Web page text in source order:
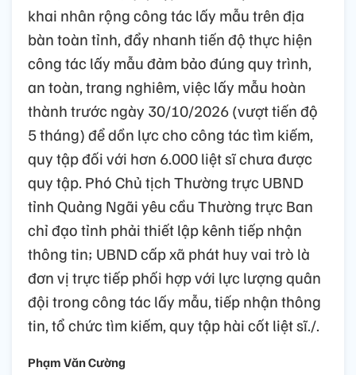
khai nhân rộng công tác lấy mẫu trên địa
bàn toàn tỉnh, đẩy nhanh tiến độ thực hiện
công tác lấy mẫu đảm bảo đúng quy trình,
an toàn, trang nghiêm, việc lấy mẫu hoàn
thành trước ngày 30/10/2026 (vượt tiến độ
5 tháng) để dồn lực cho công tác tìm kiếm,
quy tập đối với hơn 6.000 liệt sĩ chưa được
quy tập. Phó Chủ tịch Thường trực UBND
tỉnh Quảng Ngãi yêu cầu Thường trực Ban
chỉ đạo tỉnh phải thiết lập kênh tiếp nhận
thông tin; UBND cấp xã phát huy vai trò là
đơn vị trực tiếp phối hợp với lực lượng quân
đội trong công tác lấy mẫu, tiếp nhận thông
tin, tổ chức tìm kiếm, quy tập hài cốt liệt sĩ./.
Phạm Văn Cường